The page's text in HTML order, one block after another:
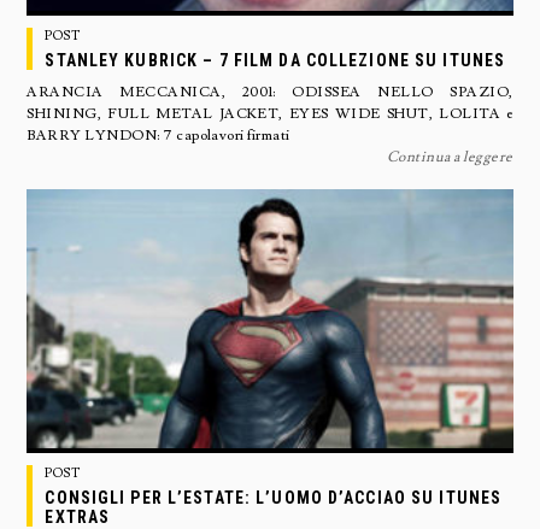
POST
STANLEY KUBRICK – 7 FILM DA COLLEZIONE SU ITUNES
ARANCIA MECCANICA, 2001: ODISSEA NELLO SPAZIO,
SHINING, FULL METAL JACKET, EYES WIDE SHUT, LOLITA e
BARRY LYNDON: 7 capolavori firmati
Continua a leggere
POST
CONSIGLI PER L’ESTATE: L’UOMO D’ACCIAO SU ITUNES
EXTRAS